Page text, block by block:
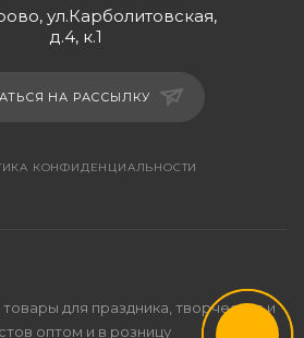
ул.Карболитовская,
д.4, к.1
НА РАССЫЛКУ
КОНФИДЕНЦИАЛЬНОСТИ
для праздника, творчества и
оптом и в розницу